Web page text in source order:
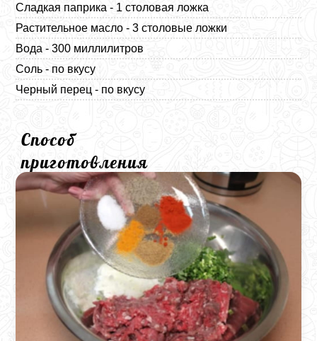
Сладкая паприка - 1 столовая ложка
Растительное масло - 3 столовые ложки
Вода - 300 миллилитров
Соль - по вкусу
Черный перец - по вкусу
Способ
приготовления